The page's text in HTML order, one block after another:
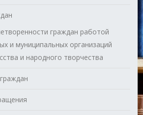
граждан работой
и муниципальных организаций
и народного творчества